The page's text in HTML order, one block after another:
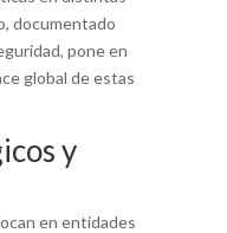
documentado
pone en
global de estas
y
en entidades